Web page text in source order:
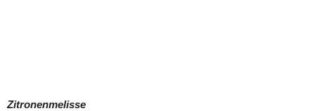
Zitronenmelisse